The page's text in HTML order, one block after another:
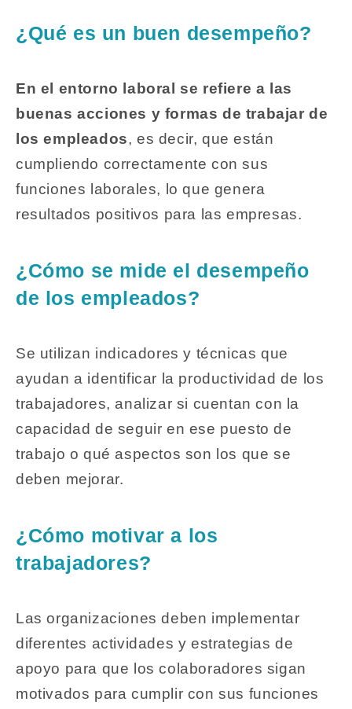
¿Qué es un buen desempeño?
En el entorno laboral se refiere a las
buenas acciones y formas de trabajar de
los empleados, es decir, que están
cumpliendo correctamente con sus
funciones laborales, lo que genera
resultados positivos para las empresas.
¿Cómo se mide el desempeño
de los empleados?
Se utilizan indicadores y técnicas que
ayudan a identificar la productividad de los
trabajadores, analizar si cuentan con la
capacidad de seguir en ese puesto de
trabajo o qué aspectos son los que se
deben mejorar.
¿Cómo motivar a los
trabajadores?
Las organizaciones deben implementar
diferentes actividades y estrategias de
apoyo para que los colaboradores sigan
motivados para cumplir con sus funciones